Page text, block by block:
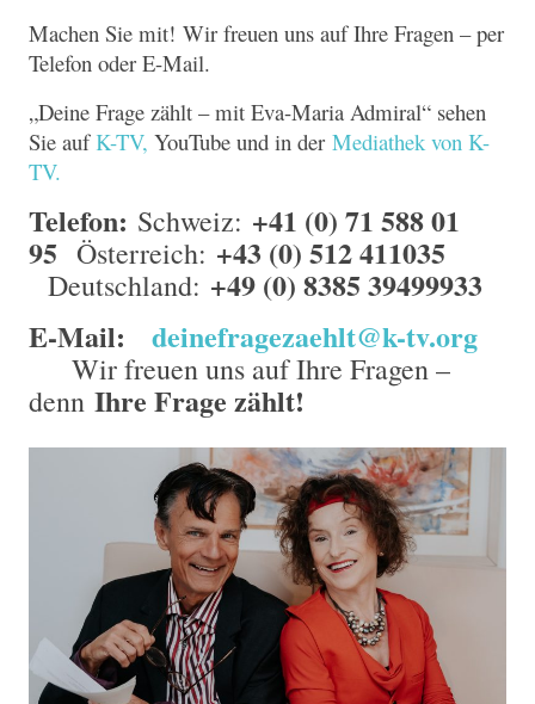
Machen Sie mit! Wir freuen uns auf Ihre Fragen – per
Telefon oder E-Mail.
„Deine Frage zählt – mit Eva-Maria Admiral“ sehen
Sie aufK-TV, YouTube und in der Mediathek von K-
TV.
Telefon: Schweiz: +41 (0) 71 588 01
95 Österreich: +43 (0) 512 411035
Deutschland: +49 (0) 8385 39499933
E-Mail: deinefragezaehlt@k-tv.org
Wir freuen uns auf Ihre Fragen –
denn Ihre Frage zählt!